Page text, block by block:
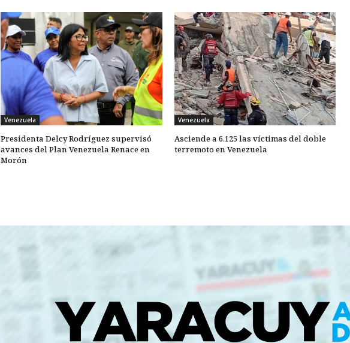
Venezuela
Presidenta Delcy Rodríguez supervisó
avances del Plan Venezuela Renace en
Morón
Venezuela
Asciende a 6.125 las víctimas del doble
terremoto en Venezuela